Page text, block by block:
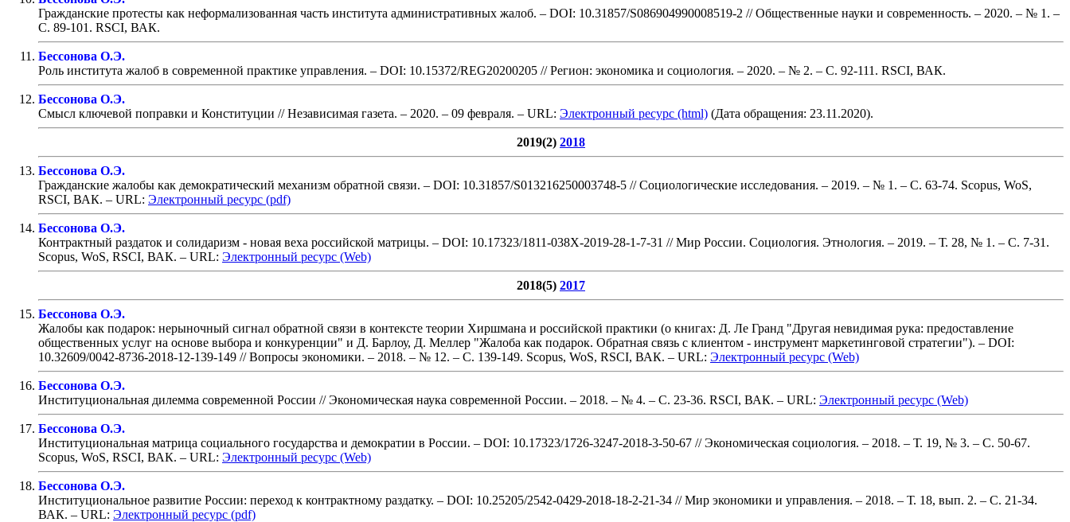
Гражданские протесты как неформализованная часть института административных жалоб. – DOI: 10.31857/S086904990008519-2 // Общественные науки и современность. – 2020. – № 1. –
С. 89-101 . RSCI, ВАК.
Бессонова О.Э.
Роль института жалоб в современной практике управления. – DOI: 10.15372/REG20200205 // Регион: экономика и социология. – 2020. – № 2. – С. 92-111 . RSCI, ВАК.
Бессонова О.Э.
Смысл ключевой поправки и Конституции // Независимая газета. – 2020. – 09 февраля. – URL: Электронный ресурс (html) (Дата обращения: 23.11.2020).
2019(2) 2018
Бессонова О.Э.
Гражданские жалобы как демократический механизм обратной связи. – DOI: 10.31857/S013216250003748-5 // Социологические исследования. – 2019. – № 1. – С. 63-74. Scopus, WoS,
RSCI, ВАК. – URL: Электронный ресурс (pdf)
Бессонова О.Э.
Контрактный раздаток и солидаризм - новая веха российской матрицы. – DOI: 10.17323/1811-038X-2019-28-1-7-31 // Мир России. Социология. Этнология. – 2019. – Т. 28, № 1. – С. 7-31 .
Scopus, WoS, RSCI, ВАК. – URL: Электронный ресурс (Web)
2018(5) 2017
Бессонова О.Э.
Жалобы как подарок: нерыночный сигнал обратной связи в контексте теории Хиршмана и российской практики (о книгах: Д. Ле Гранд "Другая невидимая рука: предоставление
общественных услуг на основе выбора и конкуренции" и Д. Барлоу, Д. Меллер "Жалоба как подарок. Обратная связь с клиентом - инструмент маркетинговой стратегии"). – DOI:
10.32609/0042-8736-2018-12-139-149 // Вопросы экономики. – 2018. – № 12. – С. 139-149. Scopus, WoS, RSCI, ВАК. – URL: Электронный ресурс (Web)
Бессонова О.Э.
Институциональная дилемма современной России // Экономическая наука современной России. – 2018. – № 4. – С. 23-36. RSCI, ВАК. – URL: Электронный ресурс (Web)
Бессонова О.Э.
Институциональная матрица социального государства и демократии в России. – DOI: 10.17323/1726-3247-2018-3-50-67 // Экономическая социология. – 2018. – Т. 19, № 3. – С. 50-67.
Scopus, WoS, RSCI, ВАК. – URL: Электронный ресурс (Web)
Бессонова О.Э.
Институциональное развитие России: переход к контрактному раздатку. – DOI: 10.25205/2542-0429-2018-18-2-21-34 // Мир экономики и управления. – 2018. – Т. 18, вып. 2. – С. 21-34.
ВАК. – URL: Электронный ресурс (pdf)